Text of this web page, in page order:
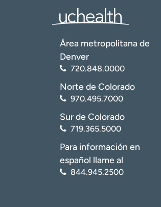
Área metropolitana de
Denver
720.848.0000
Norte de Colorado
970.495.7000
Sur de Colorado
719.365.5000
Para información en
español llame al
844.945.2500